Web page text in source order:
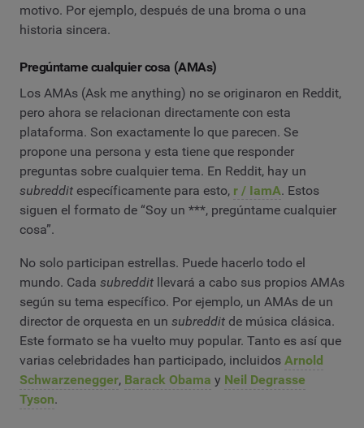
motivo. Por ejemplo, después de una broma o una
historia sincera.
Pregúntame cualquier cosa (AMAs)
Los AMAs (Ask me anything) no se originaron en Reddit,
pero ahora se relacionan directamente con esta
plataforma. Son exactamente lo que parecen. Se
propone una persona y esta tiene que responder
preguntas sobre cualquier tema. En Reddit, hay un
subreddit específicamente para esto, r / IamA. Estos
siguen el formato de “Soy un ***, pregúntame cualquier
cosa”.
No solo participan estrellas. Puede hacerlo todo el
mundo. Cada subreddit llevará a cabo sus propios AMAs
según su tema específico. Por ejemplo, un AMAs de un
director de orquesta en un subreddit de música clásica.
Este formato se ha vuelto muy popular. Tanto es así que
varias celebridades han participado, incluidos Arnold
Schwarzenegger, Barack Obama y Neil Degrasse
Tyson.